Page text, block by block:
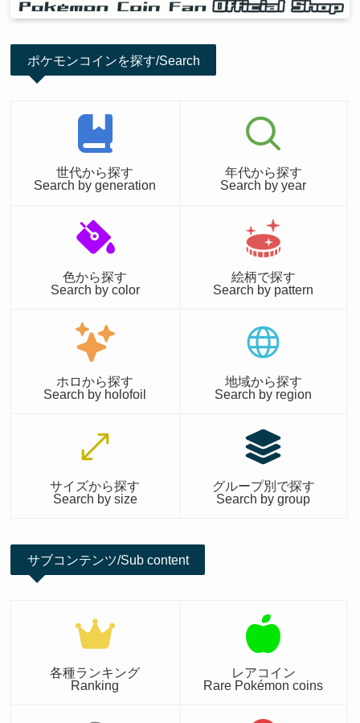
ポケモンコインを探す/Search
世代から探す
Search by generation
年代から探す
Search by year
色から探す
Search by color
絵柄で探す
Search by pattern
ホロから探す
Search by holofoil
地域から探す
Search by region
サイズから探す
Search by size
グループ別で探す
Search by group
サブコンテンツ/Sub content
各種ランキング
Ranking
レアコイン
Rare Pokémon coins